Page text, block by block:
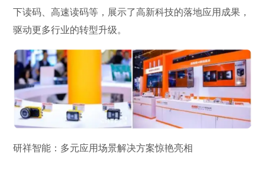
下读码、高速读码等，展示了高新科技的落地应用成果，
驱动更多行业的转型升级。
研祥智能：多元应用场景解决方案惊艳亮相